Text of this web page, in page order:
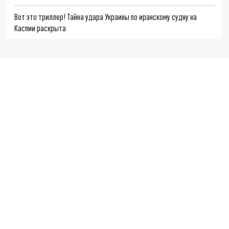
Вот это триллер! Тайна удара Украины по иранскому судну на
Каспии раскрыта